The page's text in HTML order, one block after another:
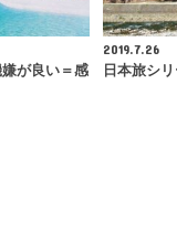
が良い＝感
2019.7.26
日本旅シ